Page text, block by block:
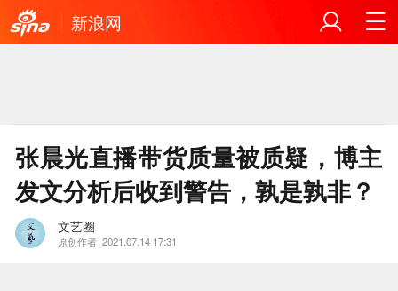
新浪网
张晨光直播带货质量被质疑，博主
发文分析后收到警告，孰是孰非？
文艺圈
原创作者 2021.07.14 17:31